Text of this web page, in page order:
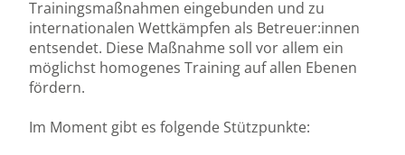
Trainingsmaßnahmen eingebunden und zu
internationalen Wettkämpfen als Betreuer:innen
entsendet. Diese Maßnahme soll vor allem ein
möglichst homogenes Training auf allen Ebenen
fördern.
Im Moment gibt es folgende Stützpunkte: